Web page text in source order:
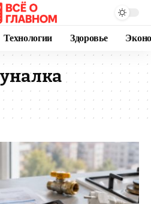
Технологии Здоровье